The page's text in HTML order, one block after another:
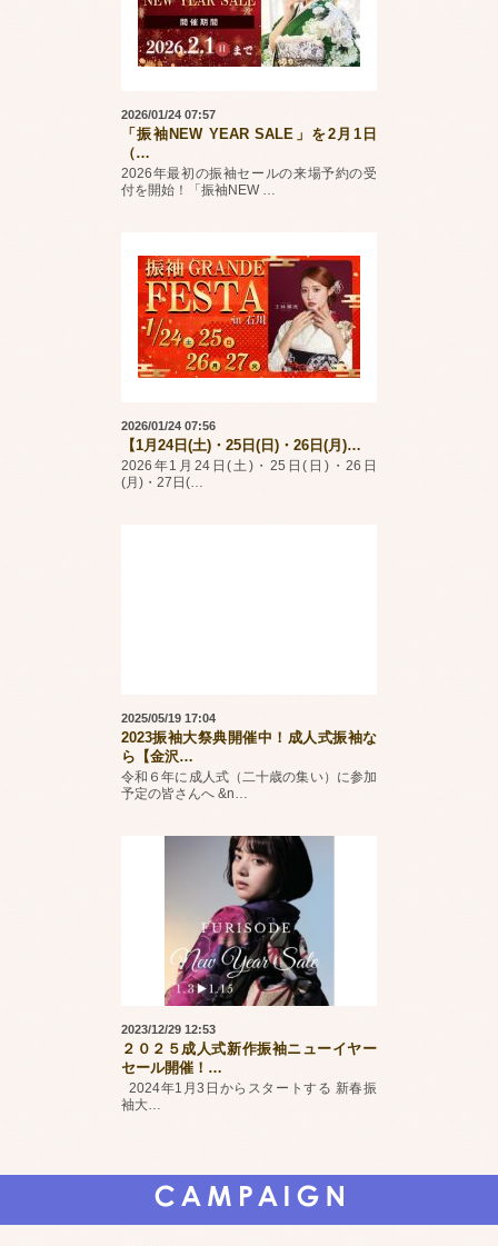
2026/01/24 07:57
「振袖NEW YEAR SALE」を2月1日
（…
2026年最初の振袖セールの来場予約の受
付を開始！「振袖NEW …
2026/01/24 07:56
【1月24日(土)・25日(日)・26日(月)…
2026年1月24日(土)・25日(日)・26日
(月)・27日(…
2025/05/19 17:04
2023振袖大祭典開催中！成人式振袖な
ら【金沢…
令和６年に成人式（二十歳の集い）に参加
予定の皆さんへ &n…
2023/12/29 12:53
２０２５成人式新作振袖ニューイヤー
セール開催！ …
2024年1月3日からスタートする 新春振
袖大…